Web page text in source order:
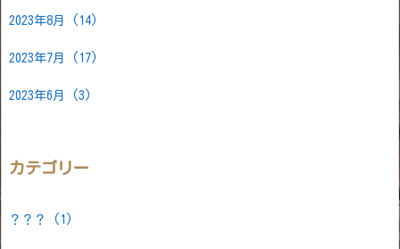
2023年8月 (14)
2023年7月 (17)
2023年6月 (3)
カテゴリー
？？？ (1)